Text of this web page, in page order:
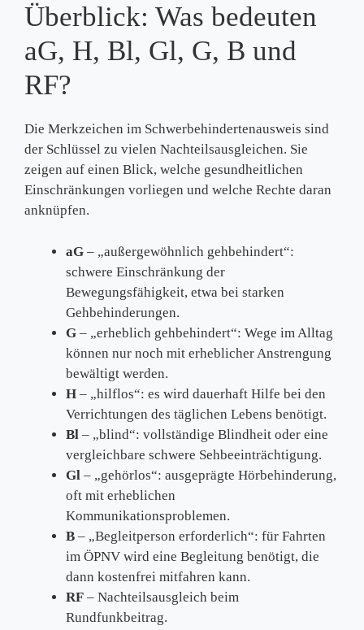
Überblick: Was bedeuten
aG, H, Bl, Gl, G, B und
RF?
Die Merkzeichen im Schwerbehindertenausweis sind
der Schlüssel zu vielen Nachteilsausgleichen. Sie
zeigen auf einen Blick, welche gesundheitlichen
Einschränkungen vorliegen und welche Rechte daran
anknüpfen.
aG – „außergewöhnlich gehbehindert“:
schwere Einschränkung der
Bewegungsfähigkeit, etwa bei starken
Gehbehinderungen.
G – „erheblich gehbehindert“: Wege im Alltag
können nur noch mit erheblicher Anstrengung
bewältigt werden.
H – „hilflos“: es wird dauerhaft Hilfe bei den
Verrichtungen des täglichen Lebens benötigt.
Bl – „blind“: vollständige Blindheit oder eine
vergleichbare schwere Sehbeeinträchtigung.
Gl – „gehörlos“: ausgeprägte Hörbehinderung,
oft mit erheblichen
Kommunikationsproblemen.
B – „Begleitperson erforderlich“: für Fahrten
im ÖPNV wird eine Begleitung benötigt, die
dann kostenfrei mitfahren kann.
RF – Nachteilsausgleich beim
Rundfunkbeitrag.